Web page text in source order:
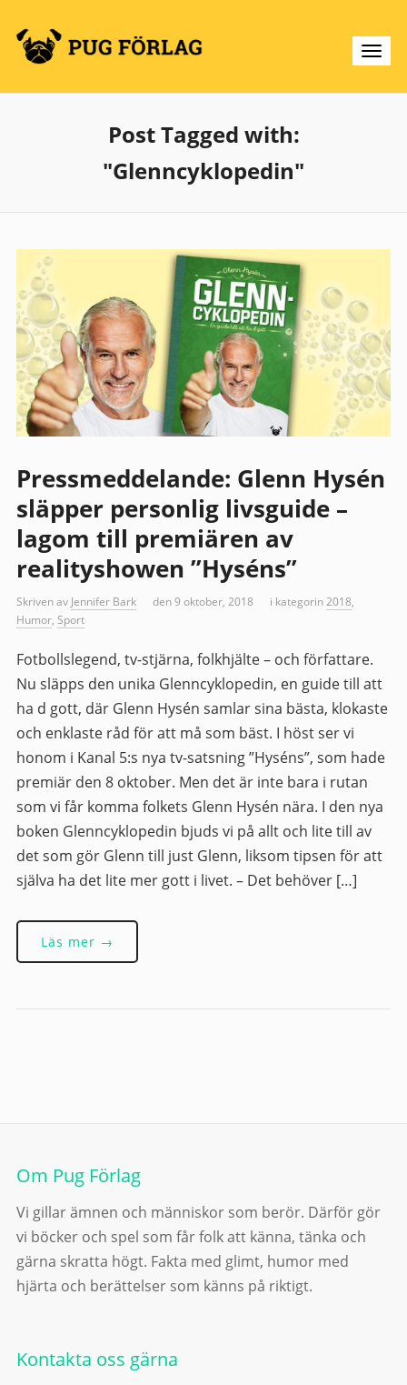
Post Tagged with:
"Glenncyklopedin"
Pressmeddelande: Glenn Hysén
släpper personlig livsguide –
lagom till premiären av
realityshowen ”Hyséns”
Skriven av Jennifer Bark den 9 oktober, 2018 i kategorin2018,
Humor, Sport
Fotbollslegend, tv-stjärna, folkhjälte – och författare.
Nu släpps den unika Glenncyklopedin, en guide till att
ha d gott, där Glenn Hysén samlar sina bästa, klokaste
och enklaste råd för att må som bäst. I höst ser vi
honom i Kanal 5:s nya tv-satsning ”Hyséns”, som hade
premiär den 8 oktober. Men det är inte bara i rutan
som vi får komma folkets Glenn Hysén nära. I den nya
boken Glenncyklopedin bjuds vi på allt och lite till av
det som gör Glenn till just Glenn, liksom tipsen för att
själva ha det lite mer gott i livet. – Det behöver […]
Läs mer →
Om Pug Förlag
Vi gillar ämnen och människor som berör. Därför gör
vi böcker och spel som får folk att känna, tänka och
gärna skratta högt. Fakta med glimt, humor med
hjärta och berättelser som känns på riktigt.
Kontakta oss gärna